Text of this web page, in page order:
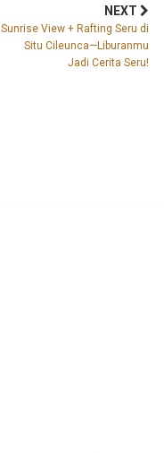
NEXT
Sunrise View + Rafting Seru di
Situ Cileunca—Liburanmu
Jadi Cerita Seru!